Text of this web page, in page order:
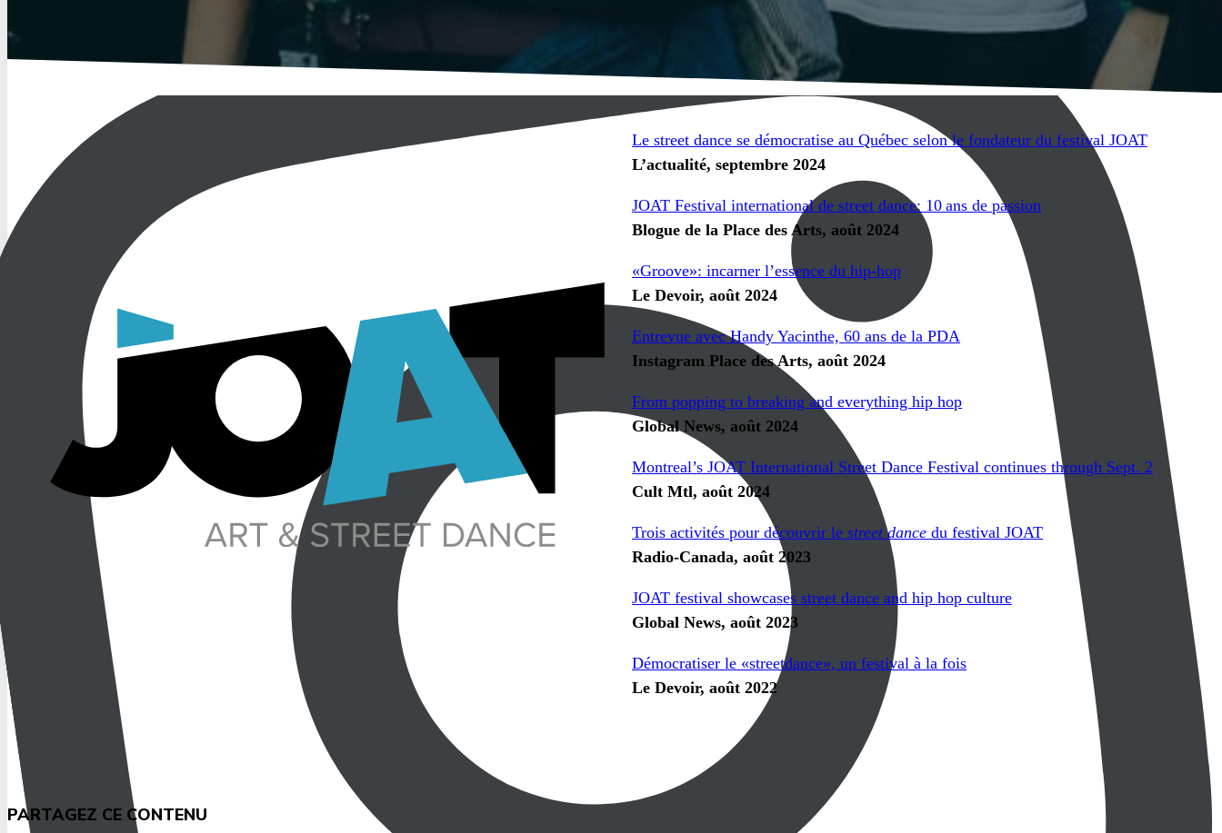
Le street dance se démocratise au Québec selon le fondateur du festival JOAT
L’actualité, septembre 2024
JOAT Festival international de street dance: 10 ans de passion
Blogue de la Place des Arts, août 2024
«Groove»: incarner l’essence du hip-hop
Le Devoir, août 2024
Entrevue avec Handy Yacinthe, 60 ans de la PDA
Instagram Place des Arts, août 2024
From popping to breaking and everything hip hop
Global News, août 2024
Montreal’s JOAT International Street Dance Festival continues through Sept. 2
Cult Mtl, août 2024
Trois activités pour découvrir le street dance du festival JOAT
Radio-Canada, août 2023
JOAT festival showcases street dance and hip hop culture
Global News, août 2023
Démocratiser le «streetdance», un festival à la fois
Le Devoir, août 2022
PARTAGEZ CE CONTENU